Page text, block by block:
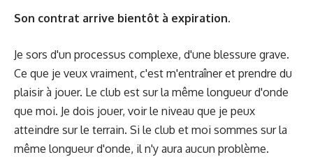
Son contrat arrive bientôt à expiration.
Je sors d'un processus complexe, d'une blessure grave.
Ce que je veux vraiment, c'est m'entraîner et prendre du
plaisir à jouer. Le club est sur la même longueur d'onde
que moi. Je dois jouer, voir le niveau que je peux
atteindre sur le terrain. Si le club et moi sommes sur la
même longueur d'onde, il n'y aura aucun problème.